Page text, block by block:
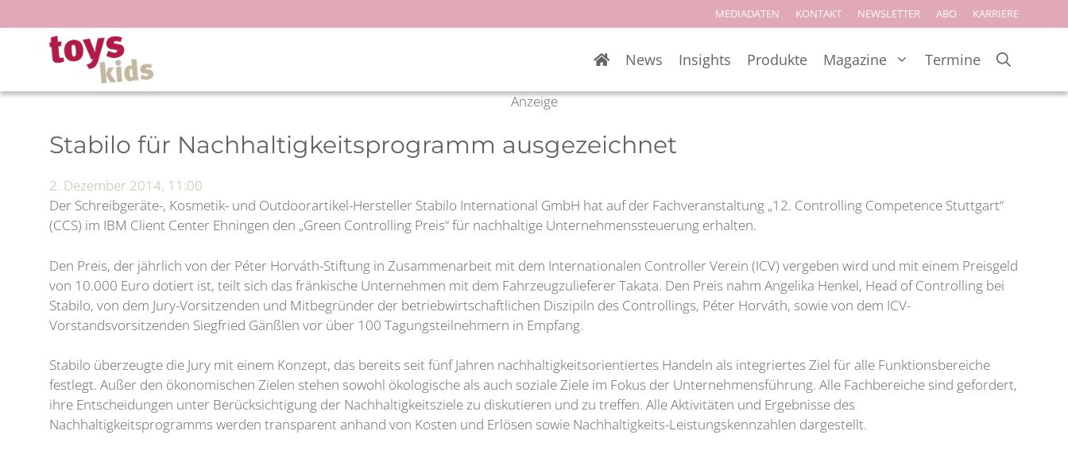
Inhalt
springen
MEDIADATEN KONTAKT NEWSLETTER ABO KARRIERE
News Insights Produkte Magazine Termine
Anzeige
Stabilo für Nachhaltigkeitsprogramm ausgezeichnet
2. Dezember 2014, 11:00
Der Schreibgeräte-, Kosmetik- und Outdoorartikel-Hersteller Stabilo International GmbH hat auf der Fachveranstaltung „12. Controlling Competence Stuttgart“
(CCS) im IBM Client Center Ehningen den „Green Controlling Preis“ für nachhaltige Unternehmenssteuerung erhalten.
Den Preis, der jährlich von der Péter Horváth-Stiftung in Zusammenarbeit mit dem Internationalen Controller Verein (ICV) vergeben wird und mit einem Preisgeld
von 10.000 Euro dotiert ist, teilt sich das fränkische Unternehmen mit dem Fahrzeugzulieferer Takata. Den Preis nahm Angelika Henkel, Head of Controlling bei
Stabilo, von dem Jury-Vorsitzenden und Mitbegründer der betriebwirtschaftlichen Diszipiln des Controllings, Péter Horváth, sowie von dem ICV-
Vorstandsvorsitzenden Siegfried Gänßlen vor über 100 Tagungsteilnehmern in Empfang.
Stabilo überzeugte die Jury mit einem Konzept, das bereits seit fünf Jahren nachhaltigkeitsorientiertes Handeln als integriertes Ziel für alle Funktionsbereiche
festlegt. Außer den ökonomischen Zielen stehen sowohl ökologische als auch soziale Ziele im Fokus der Unternehmensführung. Alle Fachbereiche sind gefordert,
ihre Entscheidungen unter Berücksichtigung der Nachhaltigkeitsziele zu diskutieren und zu treffen. Alle Aktivitäten und Ergebnisse des
Nachhaltigkeitsprogramms werden transparent anhand von Kosten und Erlösen sowie Nachhaltigkeits-Leistungskennzahlen dargestellt.